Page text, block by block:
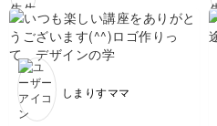
れたパスタのお写真にア
レンジしてくださったん
ですね🍝 とってもステ
よく、ひとこと添えるだ
しまりすママ